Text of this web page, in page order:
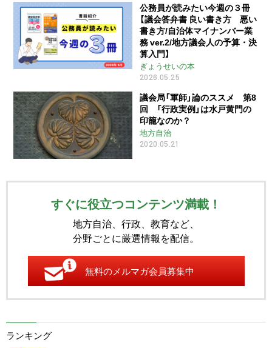
公務員が読みたい今週の３冊
【議会答弁書 良い書き方 悪い
書き方/自治体マイナンバー業
務 ver.2/地方議会人の予算・決
算入門】
ぎょうせいの本
2026.05.25
議会局「軍師」論のススメ 第8
回 「行政実例」は水戸黄門の
印籠なのか？
地方自治
2020.05.21
すぐに役立つコンテンツ満載！
地方自治、行政、教育など、
分野ごとに厳選情報を配信。
無料のメルマガ会員募集中
ランキング